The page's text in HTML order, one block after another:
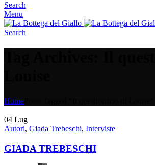
Search
Menu
Search
Home
04 Lug
Autori, Giada Trebeschi, Interviste
GIADA TREBESCHI